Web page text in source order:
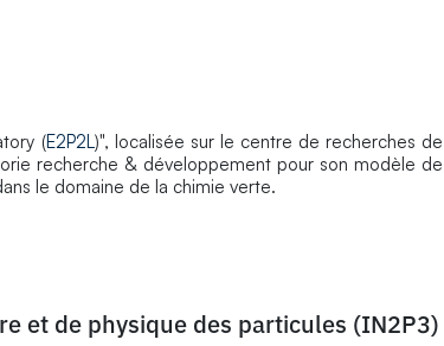
(E2P2L )", localisée sur le centre de recherches de
recherche & développement pour son modèle de
le domaine de la chimie verte.
et de physique des particules (IN2P3)